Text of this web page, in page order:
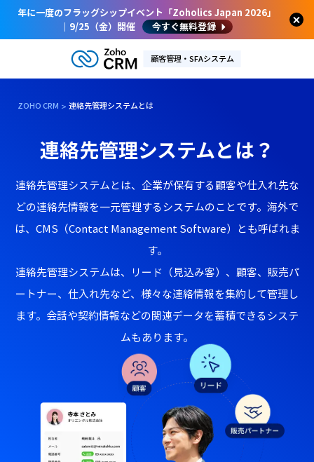
年に一度のフラッグシップイベント「Zoholics Japan 2026」
｜9/25（金）開催
今すぐ無料登録
顧客管理・SFAシステム
ZOHO CRM 連絡先管理システムとは
連絡先管理システムとは？
連絡先管理システムとは、企業が保有する顧客や仕入れ先な
どの連絡先情報を一元管理するシステムのことです。海外で
は、CMS（Contact Management Software）とも呼ばれま
す。
連絡先管理システムは、リード（見込み客）、顧客、販売パ
ートナー、仕入れ先など、様々な連絡情報を集約して管理し
ます。会話や契約情報などの関連データを蓄積できるシステ
ムもあります。